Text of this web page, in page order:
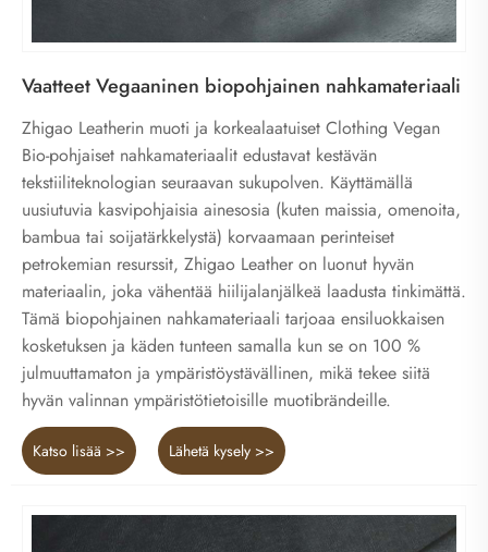
Vaatteet Vegaaninen biopohjainen nahkamateriaali
Zhigao Leatherin muoti ja korkealaatuiset Clothing Vegan
Bio-pohjaiset nahkamateriaalit edustavat kestävän
tekstiiliteknologian seuraavan sukupolven. Käyttämällä
uusiutuvia kasvipohjaisia ​​ainesosia (kuten maissia, omenoita,
bambua tai soijatärkkelystä) korvaamaan perinteiset
petrokemian resurssit, Zhigao Leather on luonut hyvän
materiaalin, joka vähentää hiilijalanjälkeä laadusta tinkimättä.
Tämä biopohjainen nahkamateriaali tarjoaa ensiluokkaisen
kosketuksen ja käden tunteen samalla kun se on 100 %
julmuuttamaton ja ympäristöystävällinen, mikä tekee siitä
hyvän valinnan ympäristötietoisille muotibrändeille.
Katso lisää >> Lähetä kysely >>